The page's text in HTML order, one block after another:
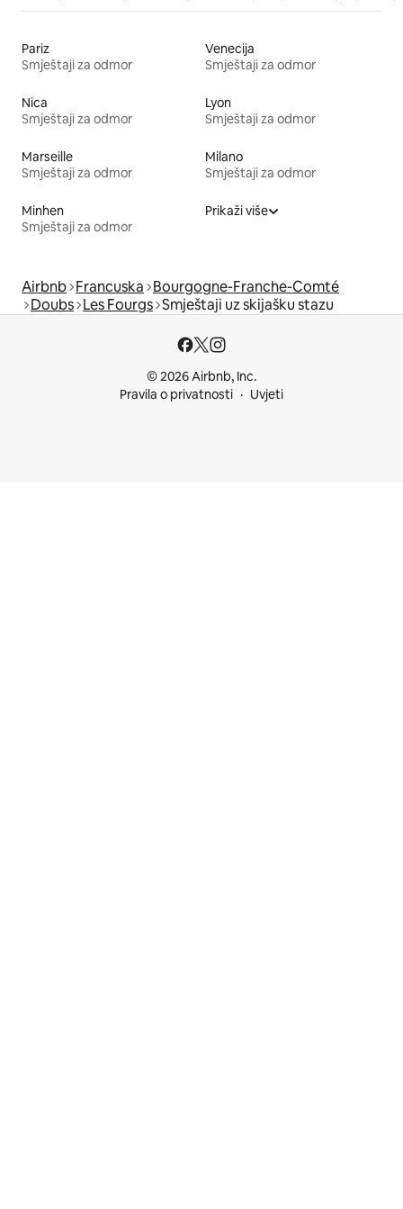
Pariz
Smještaji za odmor
Venecija
Smještaji za odmor
Nica
Smještaji za odmor
Lyon
Smještaji za odmor
Marseille
Smještaji za odmor
Milano
Smještaji za odmor
Minhen
Smještaji za odmor
Prikaži više
Airbnb Francuska Bourgogne-Franche-Comté
Doubs Les Fourgs Smještaji uz skijašku stazu
© 2026 Airbnb, Inc.
Pravila o privatnosti
Uvjeti